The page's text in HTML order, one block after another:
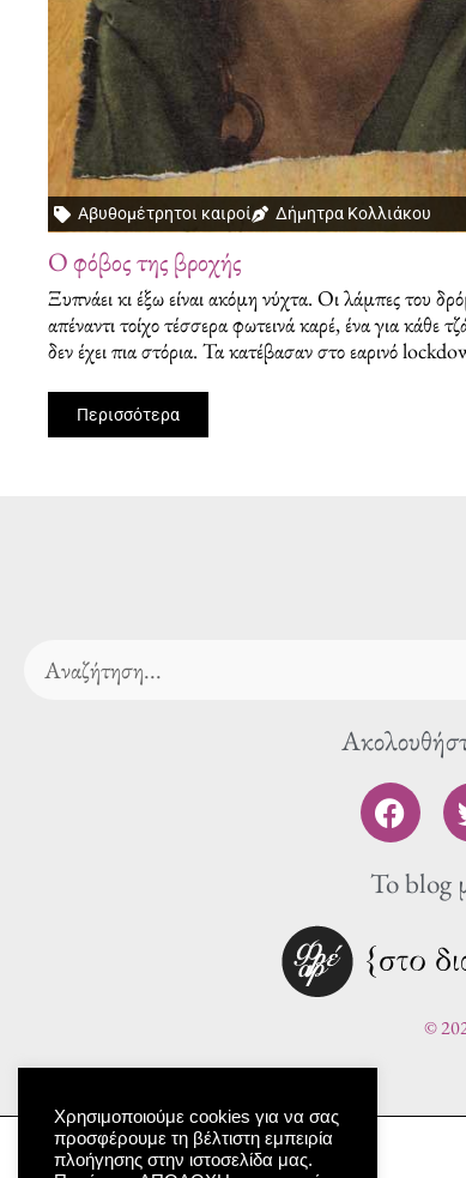
Αβυθομέτρητοι καιροί Δήμητρα Κολλιάκου
Ο φόβος της βροχής
Ξυπνάει κι έξω είναι ακόμη νύχτα. Οι λάμπες του
απέναντι τοίχο τέσσερα φωτεινά καρέ, ένα για κάθε
δεν έχει πια στόρια. Τα κατέβασαν στο εαρινό
Περισσότερα
Search
F
a
c
e
o
o
To blog
©
Χρησιμοποιούμε cookies για να σας
προσφέρουμε τη βέλτιστη εμπειρία
πλοήγησης στην ιστοσελίδα μας.